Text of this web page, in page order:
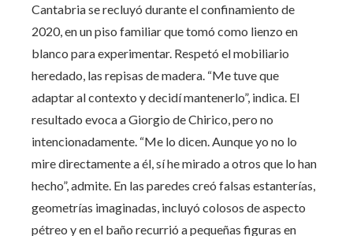
Cantabria se recluyó durante el confinamiento de
2020, en un piso familiar que tomó como lienzo en
blanco para experimentar. Respetó el mobiliario
heredado, las repisas de madera. “Me tuve que
adaptar al contexto y decidí mantenerlo”, indica. El
resultado evoca a Giorgio de Chirico, pero no
intencionadamente. “Me lo dicen. Aunque yo no lo
mire directamente a él, sí he mirado a otros que lo han
hecho”, admite. En las paredes creó falsas estanterías,
geometrías imaginadas, incluyó colosos de aspecto
pétreo y en el baño recurrió a pequeñas figuras en